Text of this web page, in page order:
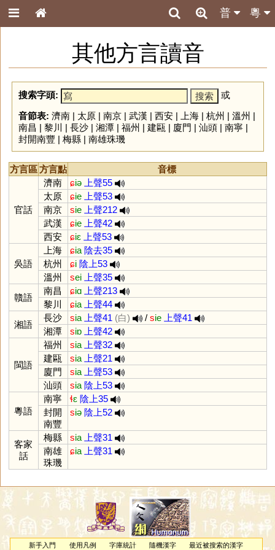
粵
普
其他方言讀音
搜索字頭:
或
音節表: 濟南| 太原| 南京| 武漢 | 西安| 上海| 杭州 | 溫州 |
南昌 | 黎川 | 長沙| 湘潭| 福州 | 建甌 | 廈門 | 汕頭| 南寧|
封開南豐 | 梅縣| 南雄珠璣
方言區方言點 音標
官話
濟南 ɕiə
上聲55
太原
ɕie
上聲53
南京
sie
上聲212
武漢
ɕie
上聲42
西安
ɕiɛ 上聲53
吳語
上海 ɕia 陰去35
杭州
ɕi 陰上53
溫州
sei
上聲35
贛語
南昌 ɕiɑ
上聲213
黎川
ɕia
上聲44
湘語
長沙 sia 上聲41 (白) / sie
上聲41
湘潭
siɒ 上聲42
閩語
福州 sia
上聲32
建甌
sia
上聲21
廈門
sia
上聲53
汕頭
sia 陰上53
粵語
南寧 ɬɛ 陰上35
封開
南豐
siə 陰上52
客家
話
梅縣 sia
上聲31
南雄
珠璣
ɕia 上聲31
新手入門 使用凡例 字庫統計 隨機漢字 最近被搜索的漢字